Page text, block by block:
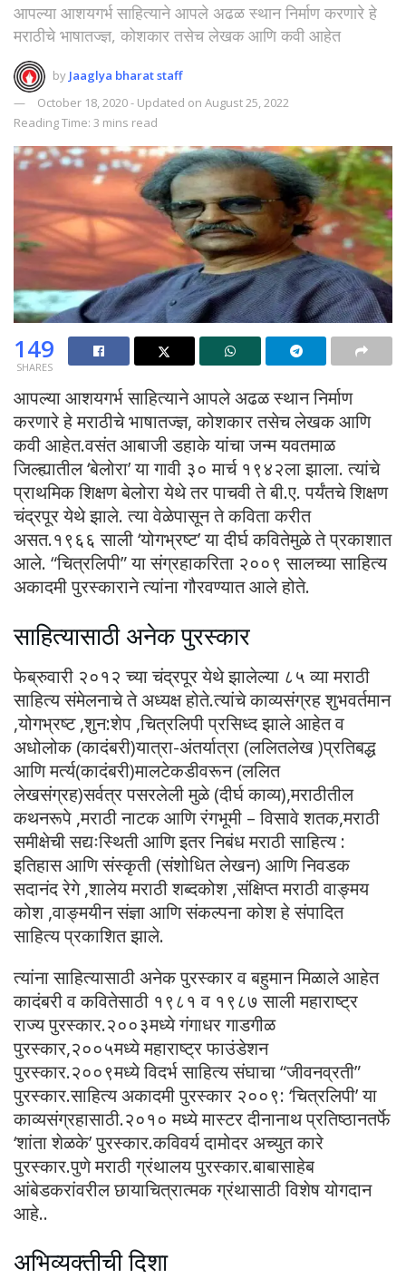
आपल्या आशयगर्भ साहित्याने आपले अढळ स्थान निर्माण करणारे हे
मराठीचे भाषातज्‍ज्ञ, कोशकार तसेच लेखक आणि कवी आहेत
by Jaaglya bharat staff
October 18, 2020 - Updated on August 25, 2022
Reading Time: 3 mins read
149
SHARES
आपल्या आशयगर्भ साहित्याने आपले अढळ स्थान निर्माण
करणारे हे मराठीचे भाषातज्‍ज्ञ, कोशकार तसेच लेखक आणि
कवी आहेत.वसंत आबाजी डहाके यांचा जन्म यवतमाळ
जिल्ह्यातील ‘बेलोरा’ या गावी ३० मार्च १९४२ला झाला. त्यांचे
प्राथमिक शिक्षण बेलोरा येथे तर पाचवी ते बी.ए. पर्यंतचे शिक्षण
चंद्रपूर येथे झाले. त्‍या वेळेपासून ते कविता करीत
असत.१९६६ साली ‘योगभ्रष्ट’ या दीर्घ कवितेमुळे ते प्रकाशात
आले. “चित्रलिपी” या संग्रहाकरिता २००९ सालच्या साहित्य
अकादमी पुरस्काराने त्यांना गौरवण्यात आले होते.
साहित्यासाठी अनेक पुरस्कार
फेब्रुवारी २०१२ च्या चंद्रपूर येथे झालेल्या ८५ व्या मराठी
साहित्य संमेलनाचे ते अध्यक्ष होते.त्यांचे काव्यसंग्रह शुभवर्तमान
,योगभ्रष्ट ,शुन:शेप ,चित्रलिपी प्रसिध्द झाले आहेत व
अधोलोक (कादंबरी)यात्रा-अंतर्यात्रा (ललितलेख )प्रतिबद्ध
आणि मर्त्य(कादंबरी)मालटेकडीवरून (ललित
लेखसंग्रह)सर्वत्र पसरलेली मुळे (दीर्घ काव्य),मराठीतील
कथनरूपे ,मराठी नाटक आणि रंगभूमी – विसावे शतक,मराठी
समीक्षेची सद्यःस्थिती आणि इतर निबंध मराठी साहित्य :
इतिहास आणि संस्कृती (संशोधित लेखन) आणि निवडक
सदानंद रेगे ,शालेय मराठी शब्दकोश ,संक्षिप्त मराठी वाङ्मय
कोश ,वाङ्मयीन संज्ञा आणि संकल्पना कोश हे संपादित
साहित्य प्रकाशित झाले.
त्यांना साहित्यासाठी अनेक पुरस्कार व बहुमान मिळाले आहेत
कादंबरी व कवितेसाठी १९८१ व १९८७ साली महाराष्ट्र
राज्य पुरस्कार.२००३मध्ये गंगाधर गाडगीळ
पुरस्कार,२००५मध्ये महाराष्ट्र फाउंडेशन
पुरस्कार.२००९मध्ये विदर्भ साहित्य संघाचा “जीवनव्रती”
पुरस्कार.साहित्य अकादमी पुरस्कार २००९: ‘चित्रलिपी’ या
काव्यसंग्रहासाठी.२०१० मध्ये मास्टर दीनानाथ प्रतिष्ठानतर्फे
‘शांता शेळके’ पुरस्कार.कविवर्य दामोदर अच्युत कारे
पुरस्कार.पुणे मराठी ग्रंथालय पुरस्कार.बाबासाहेब
आंबेडकरांवरील छायाचित्रात्मक ग्रंथासाठी विशेष योगदान
आहे..
अभिव्यक्तीची दिशा